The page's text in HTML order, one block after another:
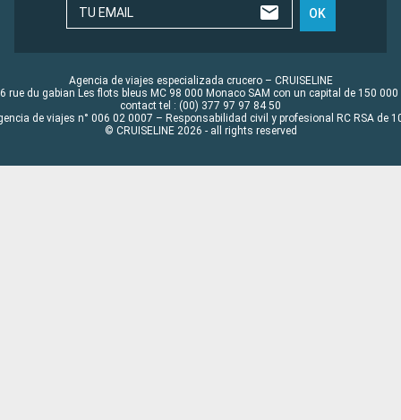
TU EMAIL OK
Agencia de viajes especializada crucero – CRUISELINE
rue du gabian Les flots bleus MC 98 000 Monaco SAM con un capital de 150 000
contact tel : (00) 377 97 97 84 50
de viajes n° 006 02 0007 – Responsabilidad civil y profesional RC RSA de
© CRUISELINE 2026 - all rights reserved